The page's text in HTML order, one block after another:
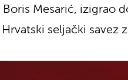
Mesarić, izigrao
seljački savez